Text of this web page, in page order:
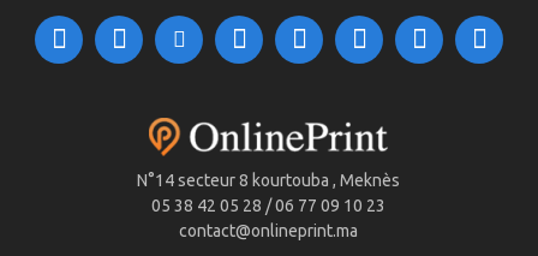
N°14 secteur 8 kourtouba , Meknès
05 38 42 05 28 / 06 77 09 10 23
contact@onlineprint.ma